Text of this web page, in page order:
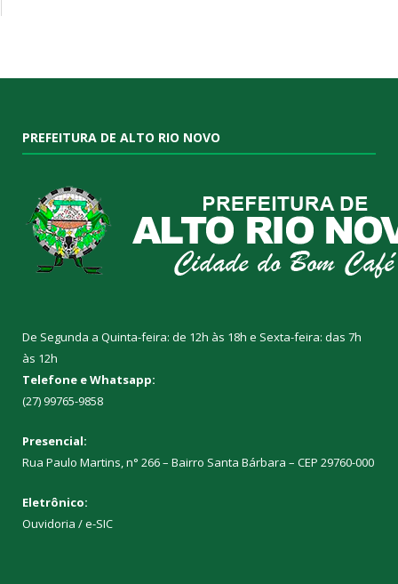
PREFEITURA DE ALTO RIO NOVO
De Segunda a Quinta-feira: de 12h às 18h e Sexta-feira: das 7h
às 12h
Telefone e Whatsapp:
(27) 99765-9858
Presencial:
Rua Paulo Martins, n° 266 – Bairro Santa Bárbara – CEP 29760-000
Eletrônico:
Ouvidoria /e-SIC